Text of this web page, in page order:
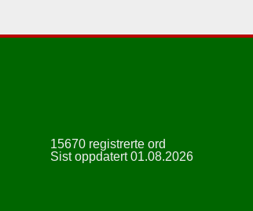
15670 registrerte ord
Sist oppdatert 01.08.2026